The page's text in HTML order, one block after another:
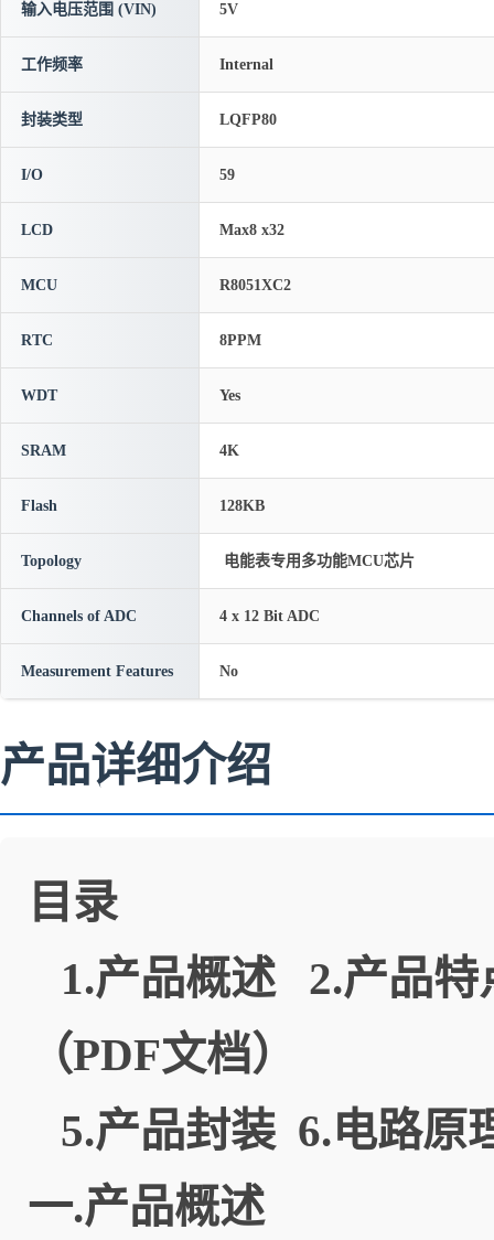
输入电压范围 (VIN) 5V
工作频率 Internal
封装类型 LQFP80
I/O 59
LCD Max8 x32
MCU R8051XC2
RTC 8PPM
WDT Yes
SRAM 4K
Flash 128KB
Topology 电能表专用多功能MCU芯片
Channels of ADC 4 x 12 Bit ADC
Measurement Features No
产品详细介绍
目录
1.产品概述2.产品特
（PDF文档）
5.产品封装 6.电路原
一.产品概述